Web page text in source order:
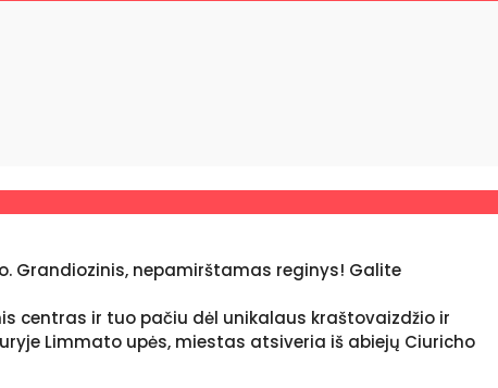
Grandiozinis, nepamirštamas reginys! Galite
centras ir tuo pačiu dėl unikalaus kraštovaizdžio ir
Limmato upės, miestas atsiveria iš abiejų Ciuricho